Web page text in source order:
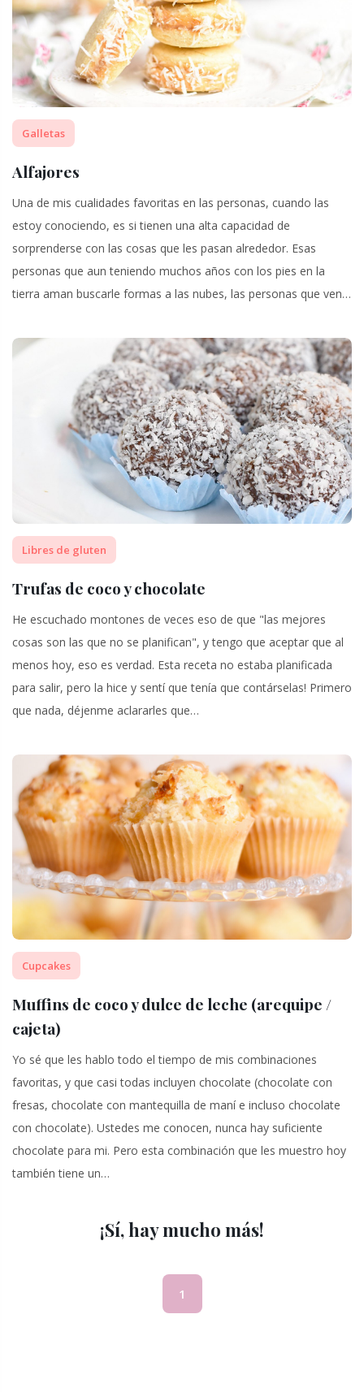
Galletas
Alfajores
Una de mis cualidades favoritas en las personas, cuando las
estoy conociendo, es si tienen una alta capacidad de
sorprenderse con las cosas que les pasan alrededor. Esas
personas que aun teniendo muchos años con los pies en la
tierra aman buscarle formas a las nubes, las personas que ven…
Libres de gluten
Trufas de coco y chocolate
He escuchado montones de veces eso de que "las mejores
cosas son las que no se planifican", y tengo que aceptar que al
menos hoy, eso es verdad. Esta receta no estaba planificada
para salir, pero la hice y sentí que tenía que contárselas! Primero
que nada, déjenme aclararles que…
Cupcakes
Muffins de coco y dulce de leche (arequipe /
cajeta)
Yo sé que les hablo todo el tiempo de mis combinaciones
favoritas, y que casi todas incluyen chocolate (chocolate con
fresas, chocolate con mantequilla de maní e incluso chocolate
con chocolate). Ustedes me conocen, nunca hay suficiente
chocolate para mi. Pero esta combinación que les muestro hoy
también tiene un…
¡Sí, hay mucho más!
1